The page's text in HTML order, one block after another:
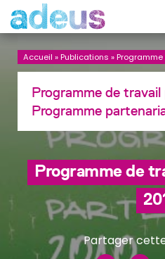
Accueil »Publications »
Programme de
Programme
Programme de
Partager
Panneau de gestion des